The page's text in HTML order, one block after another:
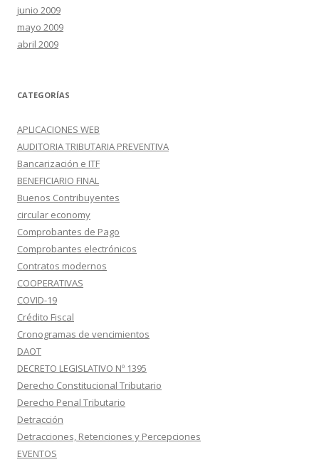
junio 2009
mayo 2009
abril 2009
CATEGORÍAS
APLICACIONES WEB
AUDITORIA TRIBUTARIA PREVENTIVA
Bancarización e ITF
BENEFICIARIO FINAL
Buenos Contribuyentes
circular economy
Comprobantes de Pago
Comprobantes electrónicos
Contratos modernos
COOPERATIVAS
COVID-19
Crédito Fiscal
Cronogramas de vencimientos
DAOT
DECRETO LEGISLATIVO Nº 1395
Derecho Constitucional Tributario
Derecho Penal Tributario
Detracción
Detracciones, Retenciones y Percepciones
EVENTOS